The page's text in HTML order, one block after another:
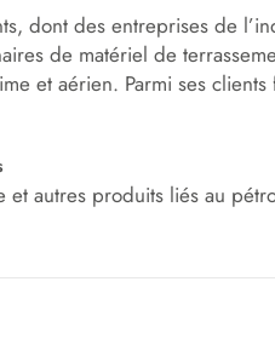
dont des entreprises de
de matériel de
et aérien. Parmi ses
et autres produits liés au